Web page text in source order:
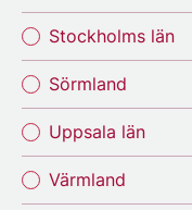
Stockholms län
Sörmland
Uppsala län
Värmland